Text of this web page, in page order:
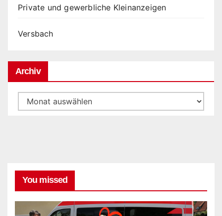
Private und gewerbliche Kleinanzeigen
Versbach
Archiv
Archiv
You missed